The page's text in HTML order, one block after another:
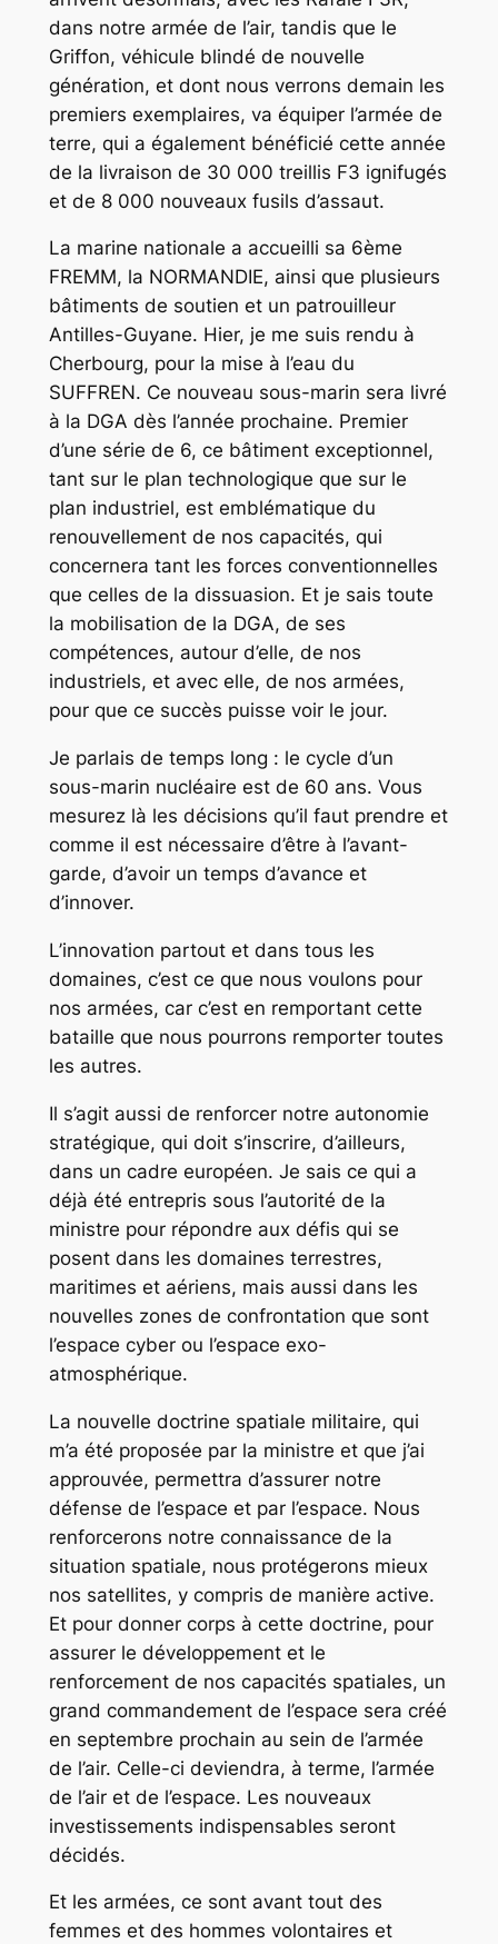
dans notre armée de l’air, tandis que le
Griffon, véhicule blindé de nouvelle
génération, et dont nous verrons demain les
premiers exemplaires, va équiper l’armée de
terre, qui a également bénéficié cette année
de la livraison de 30 000 treillis F3 ignifugés
et de 8 000 nouveaux fusils d’assaut.
La marine nationale a accueilli sa 6ème
FREMM, la NORMANDIE, ainsi que plusieurs
bâtiments de soutien et un patrouilleur
Antilles-Guyane. Hier, je me suis rendu à
Cherbourg, pour la mise à l’eau du
SUFFREN. Ce nouveau sous-marin sera livré
à la DGA dès l’année prochaine. Premier
d’une série de 6, ce bâtiment exceptionnel,
tant sur le plan technologique que sur le
plan industriel, est emblématique du
renouvellement de nos capacités, qui
concernera tant les forces conventionnelles
que celles de la dissuasion. Et je sais toute
la mobilisation de la DGA, de ses
compétences, autour d’elle, de nos
industriels, et avec elle, de nos armées,
pour que ce succès puisse voir le jour.
Je parlais de temps long : le cycle d’un
sous-marin nucléaire est de 60 ans. Vous
mesurez là les décisions qu’il faut prendre et
comme il est nécessaire d’être à l’avant-
garde, d’avoir un temps d’avance et
d’innover.
L’innovation partout et dans tous les
domaines, c’est ce que nous voulons pour
nos armées, car c’est en remportant cette
bataille que nous pourrons remporter toutes
les autres.
Il s’agit aussi de renforcer notre autonomie
stratégique, qui doit s’inscrire, d’ailleurs,
dans un cadre européen. Je sais ce qui a
déjà été entrepris sous l’autorité de la
ministre pour répondre aux défis qui se
posent dans les domaines terrestres,
maritimes et aériens, mais aussi dans les
nouvelles zones de confrontation que sont
l’espace cyber ou l’espace exo-
atmosphérique.
La nouvelle doctrine spatiale militaire, qui
m’a été proposée par la ministre et que j’ai
approuvée, permettra d’assurer notre
défense de l’espace et par l’espace. Nous
renforcerons notre connaissance de la
situation spatiale, nous protégerons mieux
nos satellites, y compris de manière active.
Et pour donner corps à cette doctrine, pour
assurer le développement et le
renforcement de nos capacités spatiales, un
grand commandement de l’espace sera créé
en septembre prochain au sein de l’armée
de l’air. Celle-ci deviendra, à terme, l’armée
de l’air et de l’espace. Les nouveaux
investissements indispensables seront
décidés.
Et les armées, ce sont avant tout des
femmes et des hommes volontaires et